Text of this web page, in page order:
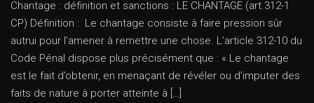
Chantage : définition et sanctions : LE CHANTAGE (art.312-1
CP) Définition : Le chantage consiste à faire pression sûr
autrui pour l’amener à remettre une chose. L’article 312-10 du
Code Pénal dispose plus précisément que : « Le chantage
est le fait d’obtenir, en menaçant de révéler ou d’imputer des
faits de nature à porter atteinte à […]